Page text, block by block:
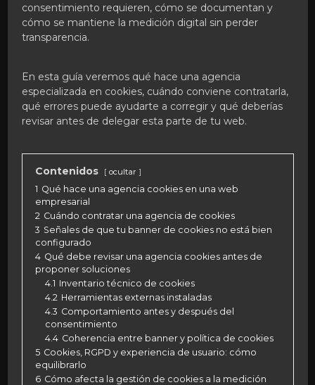
consentimiento requieren, cómo se documentan y
cómo se mantiene la medición digital sin perder
transparencia.
En esta guía veremos qué hace una agencia
especializada en cookies, cuándo conviene contratarla,
qué errores puede ayudarte a corregir y qué deberías
revisar antes de delegar esta parte de tu web.
Contenidos ocultar
1 Qué hace una agencia cookies en una web
empresarial
2 Cuándo contratar una agencia de cookies
3 Señales de que tu banner de cookies no está bien
configurado
4 Qué debe revisar una agencia cookies antes de
proponer soluciones
4.1 Inventario técnico de cookies
4.2 Herramientas externas instaladas
4.3 Comportamiento antes y después del
consentimiento
4.4 Coherencia entre banner y política de cookies
5 Cookies, RGPD y experiencia de usuario: cómo
equilibrarlo
6 Cómo afecta la gestión de cookies a la medición